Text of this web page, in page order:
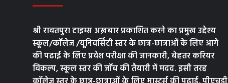
श्री रावतपुरा टाइम्स अख़बार प्रकाशित करने का प्रमुख उद्देश्य
स्कूल/कॉलेज /यूनिवर्सिटी स्तर के छात्र-छात्राओं के लिए आगे
की पढाई के लिए प्रवेश परीक्षा की जानकारी, बेहतर करियर
विकल्प, स्कूल स्तर की जॉब की तैयारी में मदद. इसी तरह